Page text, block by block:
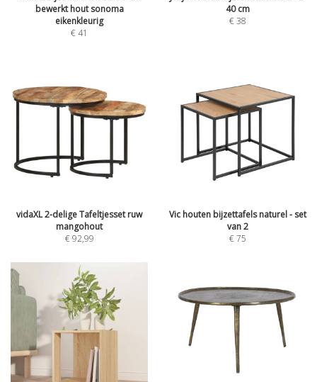
bewerkt hout sonoma
eikenkleurig
€41
40 cm
€38
vidaXL 2-delige Tafeltjesset ruw
mangohout
€92,99
Vic houten bijzettafels naturel - set
van 2
€75